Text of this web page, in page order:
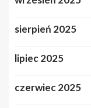
sierpień 2025
lipiec 2025
czerwiec 2025